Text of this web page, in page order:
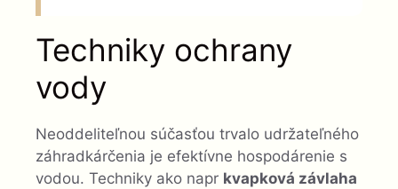
Techniky ochrany
vody
Neoddeliteľnou súčasťou trvalo udržateľného
záhradkárčenia je efektívne hospodárenie s
vodou. Techniky ako napr kvapková závlaha